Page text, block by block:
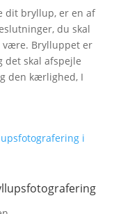
dit bryllup, er en af
du skal
Brylluppet er
det skal afspejle
den kærlighed, I